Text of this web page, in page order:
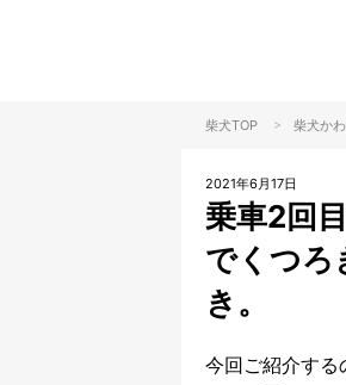
柴犬TOP > 柴犬か
2021年6月17日
乗車2回
でくつろ
き。
今回ご紹介する